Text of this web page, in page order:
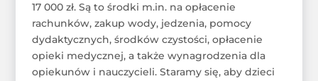
17 000 zł. Są to środki m.in. na opłacenie
rachunków, zakup wody, jedzenia, pomocy
dydaktycznych, środków czystości, opłacenie
opieki medycznej, a także wynagrodzenia dla
opiekunów i nauczycieli. Staramy się, aby dzieci